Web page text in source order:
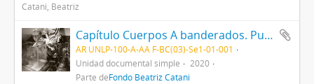
Catani, Beatriz
Capítulo Cuerpos A banderados. Publicación digital
AR UNLP-100-A-AA F-BC(03)-Se1-01-001
Unidad documental simple
2020
Parte deFondo Beatriz Catani